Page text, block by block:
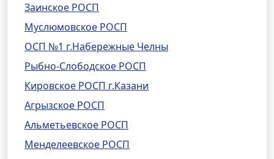
Заинское РОСП
Муслюмовское РОСП
ОСП №1 г.Набережные Челны
Рыбно-Слободское РОСП
Кировское РОСП г.Казани
Агрызское РОСП
Альметьевское РОСП
Менделеевское РОСП